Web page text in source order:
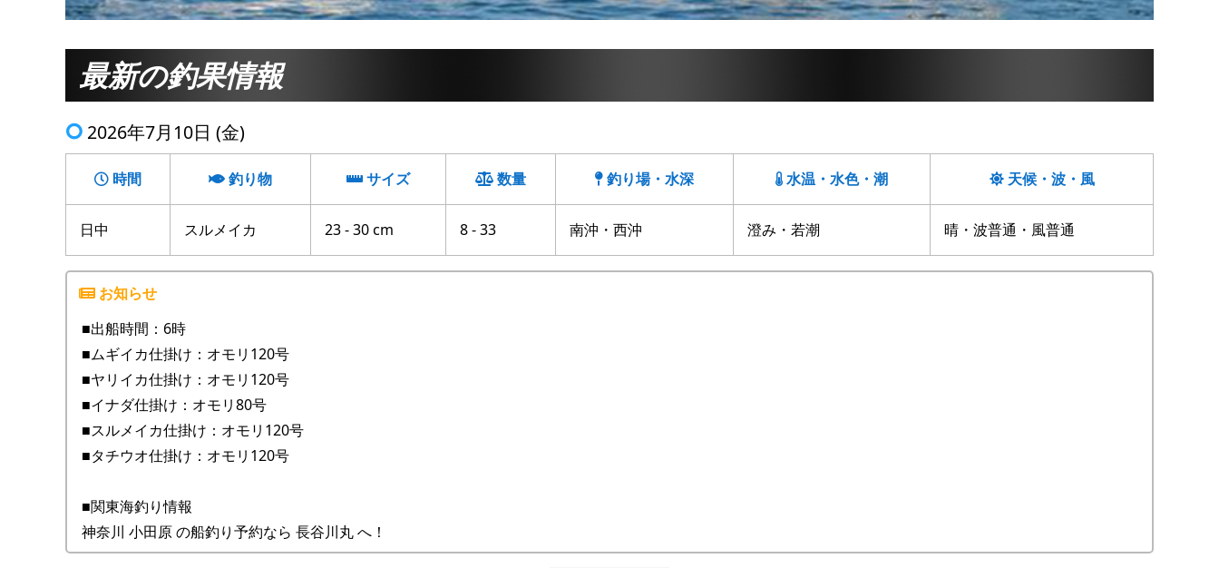
最新の釣果情報
2026年7月10日 (金)
時間 釣り物 サイズ 数量 釣り場・水深 水温・水色・潮 天候・波・風
日中 スルメイカ 23 - 30 cm 8 - 33 南沖・西沖 澄み・若潮 晴・波普通・風普通
■出船時間：6時
■ムギイカ仕掛け：オモリ120号
■ヤリイカ仕掛け：オモリ120号
■イナダ仕掛け：オモリ80号
■スルメイカ仕掛け：オモリ120号
■タチウオ仕掛け：オモリ120号
■関東海釣り情報
神奈川 小田原 の船釣り予約なら 長谷川丸 へ！